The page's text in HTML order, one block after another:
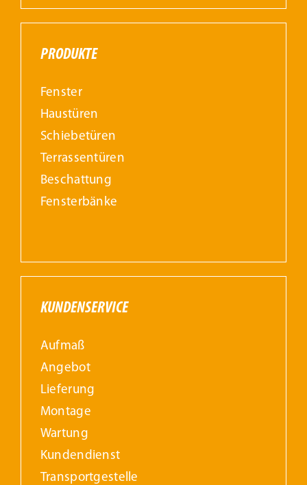
PRODUKTE
Fenster
Haustüren
Schiebetüren
Terrassentüren
Beschattung
Fensterbänke
KUNDENSERVICE
Aufmaß
Angebot
Lieferung
Montage
Wartung
Kundendienst
Transportgestelle